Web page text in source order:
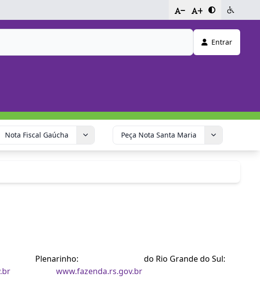
- +
Entrar
Nota Fiscal Gaúcha Peça Nota Santa Maria
Plenarinho: do Rio Grande do Sul:
www.fazenda.rs.gov.br